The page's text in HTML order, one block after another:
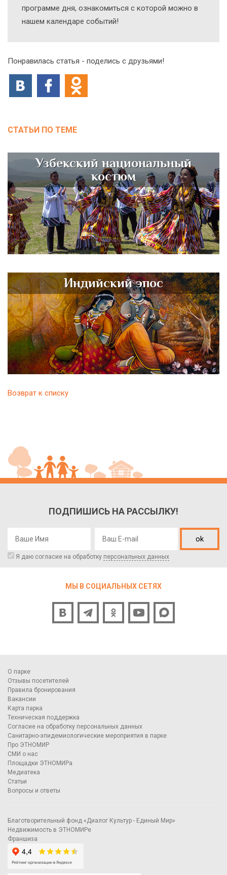
программе дня, ознакомиться с которой можно в
нашем календаре событий!
Понравилась статья - поделись с друзьями!
СТАТЬИ ПО ТЕМЕ
Узбекский национальный
костюм
Индийский эпос
Возврат к списку
ПОДПИШИСЬ НА РАССЫЛКУ!
ok
Я даю согласие на обработку персональных данных
МЫ В СОЦИАЛЬНЫХ СЕТЯХ
О парке
Отзывы посетителей
Правила бронирования
Вакансии
Карта парка
Техническая поддержка
Согласие на обработку персональных данных
Санитарно-эпидемиологические мероприятия в парке
Про ЭТНОМИР
СМИ о нас
Площадки ЭТНОМИРа
Медиатека
Статьи
Вопросы и ответы
Благотворительный фонд «Диалог Культур - Единый Мир»
Недвижимость в ЭТНОМИРе
Франшиза